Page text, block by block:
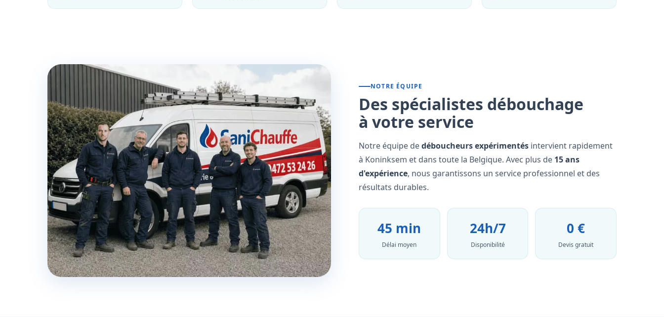
NOTRE ÉQUIPE
Des spécialistes débouchage
à votre service
Notre équipe dedéboucheurs expérimentés intervient rapidement
à Koninksem et dans toute la Belgique. Avec plus de 15 ans
d'expérience, nous garantissons un service professionnel et des
résultats durables.
45 min
Délai moyen
24h/7
Disponibilité
0 €
Devis gratuit